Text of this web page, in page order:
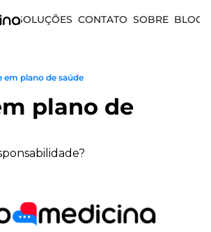
SOLUÇÕES CONTATO SOBRE BLOG
em plano de saúde
plano de